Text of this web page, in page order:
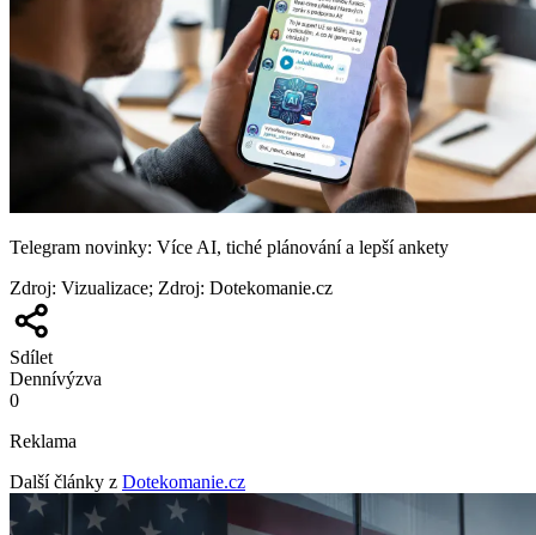
Telegram novinky: Více AI, tiché plánování a lepší ankety
Zdroj: Vizualizace; Zdroj: Dotekomanie.cz
Sdílet
Dennívýzva
0
Reklama
Další články z Dotekomanie.cz